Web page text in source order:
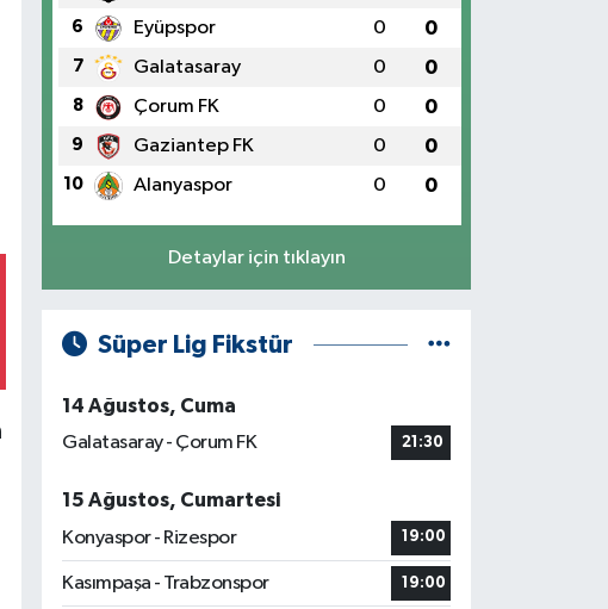
6 Eyüpspor 0 0
7 Galatasaray 0 0
8 Çorum FK 0 0
9 Gaziantep FK 0 0
10 Alanyaspor 0 0
Detaylar için tıklayın
Süper Lig Fikstür
14 Ağustos, Cuma
Galatasaray - Çorum FK
21:30
15 Ağustos, Cumartesi
Konyaspor - Rizespor
19:00
Kasımpaşa - Trabzonspor 19:00